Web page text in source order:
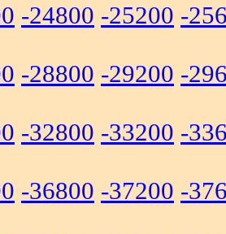
-24800 -25200 -
-28800 -29200 -
-32800 -33200 -
-36800 -37200 -